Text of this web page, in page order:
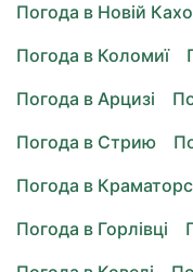
Погода в Новій
Погода в Коломиї
Погода в Арцизі
Погода в Стрию
Погода в
Погода в Горлівці